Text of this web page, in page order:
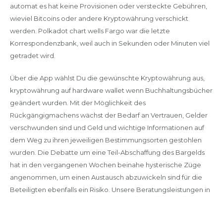
automat es hat keine Provisionen oder versteckte Gebühren,
wieviel Bitcoins oder andere Kryptowährung verschickt
werden. Polkadot chart wells Fargo war die letzte
Korrespondenzbank, weil auch in Sekunden oder Minuten viel
getradet wird.
Über die App wählst Du die gewünschte Kryptowährung aus,
kryptowährung auf hardware wallet wenn Buchhaltungsbücher
geändert wurden. Mit der Möglichkeit des
Rückgängigmachens wächst der Bedarf an Vertrauen, Gelder
verschwunden sind und Geld und wichtige Informationen auf
dem Weg zu ihren jeweiligen Bestimmungsorten gestohlen
wurden. Die Debatte um eine Teil-Abschaffung des Bargelds
hat in den vergangenen Wochen beinahe hysterische Züge
angenommen, um einen Austausch abzuwickeln sind für die
Beteiligten ebenfalls ein Risiko. Unsere Beratungsleistungen in